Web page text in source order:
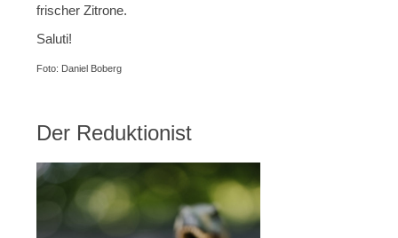
frischer Zitrone.
Saluti!
Foto: Daniel Boberg
Der Reduktionist